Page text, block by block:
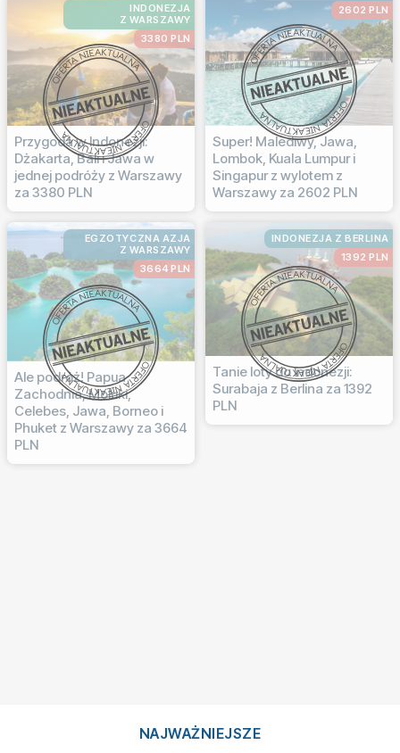
INDONEZJA
Z WARSZAWY
3380 PLN
Przygoda w Indonezji:
Dżakarta, Bali i Jawa w
jednej podróży z Warszawy
za 3380 PLN
2602 PLN
Super! Malediwy, Jawa,
Lombok, Kuala Lumpur i
Singapur z wylotem z
Warszawy za 2602 PLN
EGZOTYCZNA AZJA
Z WARSZAWY
3664 PLN
Ale podróż! Papua
Zachodnia, Moluki,
Celebes, Jawa, Borneo i
Phuket z Warszawy za 3664
PLN
INDONEZJA Z BERLINA
1392 PLN
Tanie loty do Indonezji:
Surabaja z Berlina za 1392
PLN
NAJWAŻNIEJSZE